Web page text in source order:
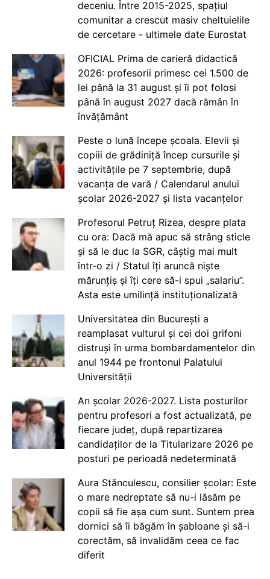
deceniu. Între 2015-2025, spațiul
comunitar a crescut masiv cheltuielile
de cercetare - ultimele date Eurostat
OFICIAL Prima de carieră didactică
2026: profesorii primesc cei 1.500 de
lei până la 31 august și îi pot folosi
până în august 2027 dacă rămân în
învățământ
Peste o lună începe școala. Elevii și
copiii de grădiniță încep cursurile și
activitățile pe 7 septembrie, după
vacanța de vară / Calendarul anului
școlar 2026-2027 și lista vacanțelor
Profesorul Petruț Rizea, despre plata
cu ora: Dacă mă apuc să strâng sticle
și să le duc la SGR, câștig mai mult
într-o zi / Statul îți aruncă niște
mărunțiș și îți cere să-i spui „salariu”.
Asta este umilință instituționalizată
Universitatea din București a
reamplasat vulturul și cei doi grifoni
distruși în urma bombardamentelor din
anul 1944 pe frontonul Palatului
Universității
An școlar 2026-2027. Lista posturilor
pentru profesori a fost actualizată, pe
fiecare județ, după repartizarea
candidaților de la Titularizare 2026 pe
posturi pe perioadă nedeterminată
Aura Stănculescu, consilier școlar: Este
o mare nedreptate să nu-i lăsăm pe
copii să fie așa cum sunt. Suntem prea
dornici să îi băgăm în șabloane și să-i
corectăm, să invalidăm ceea ce fac
diferit